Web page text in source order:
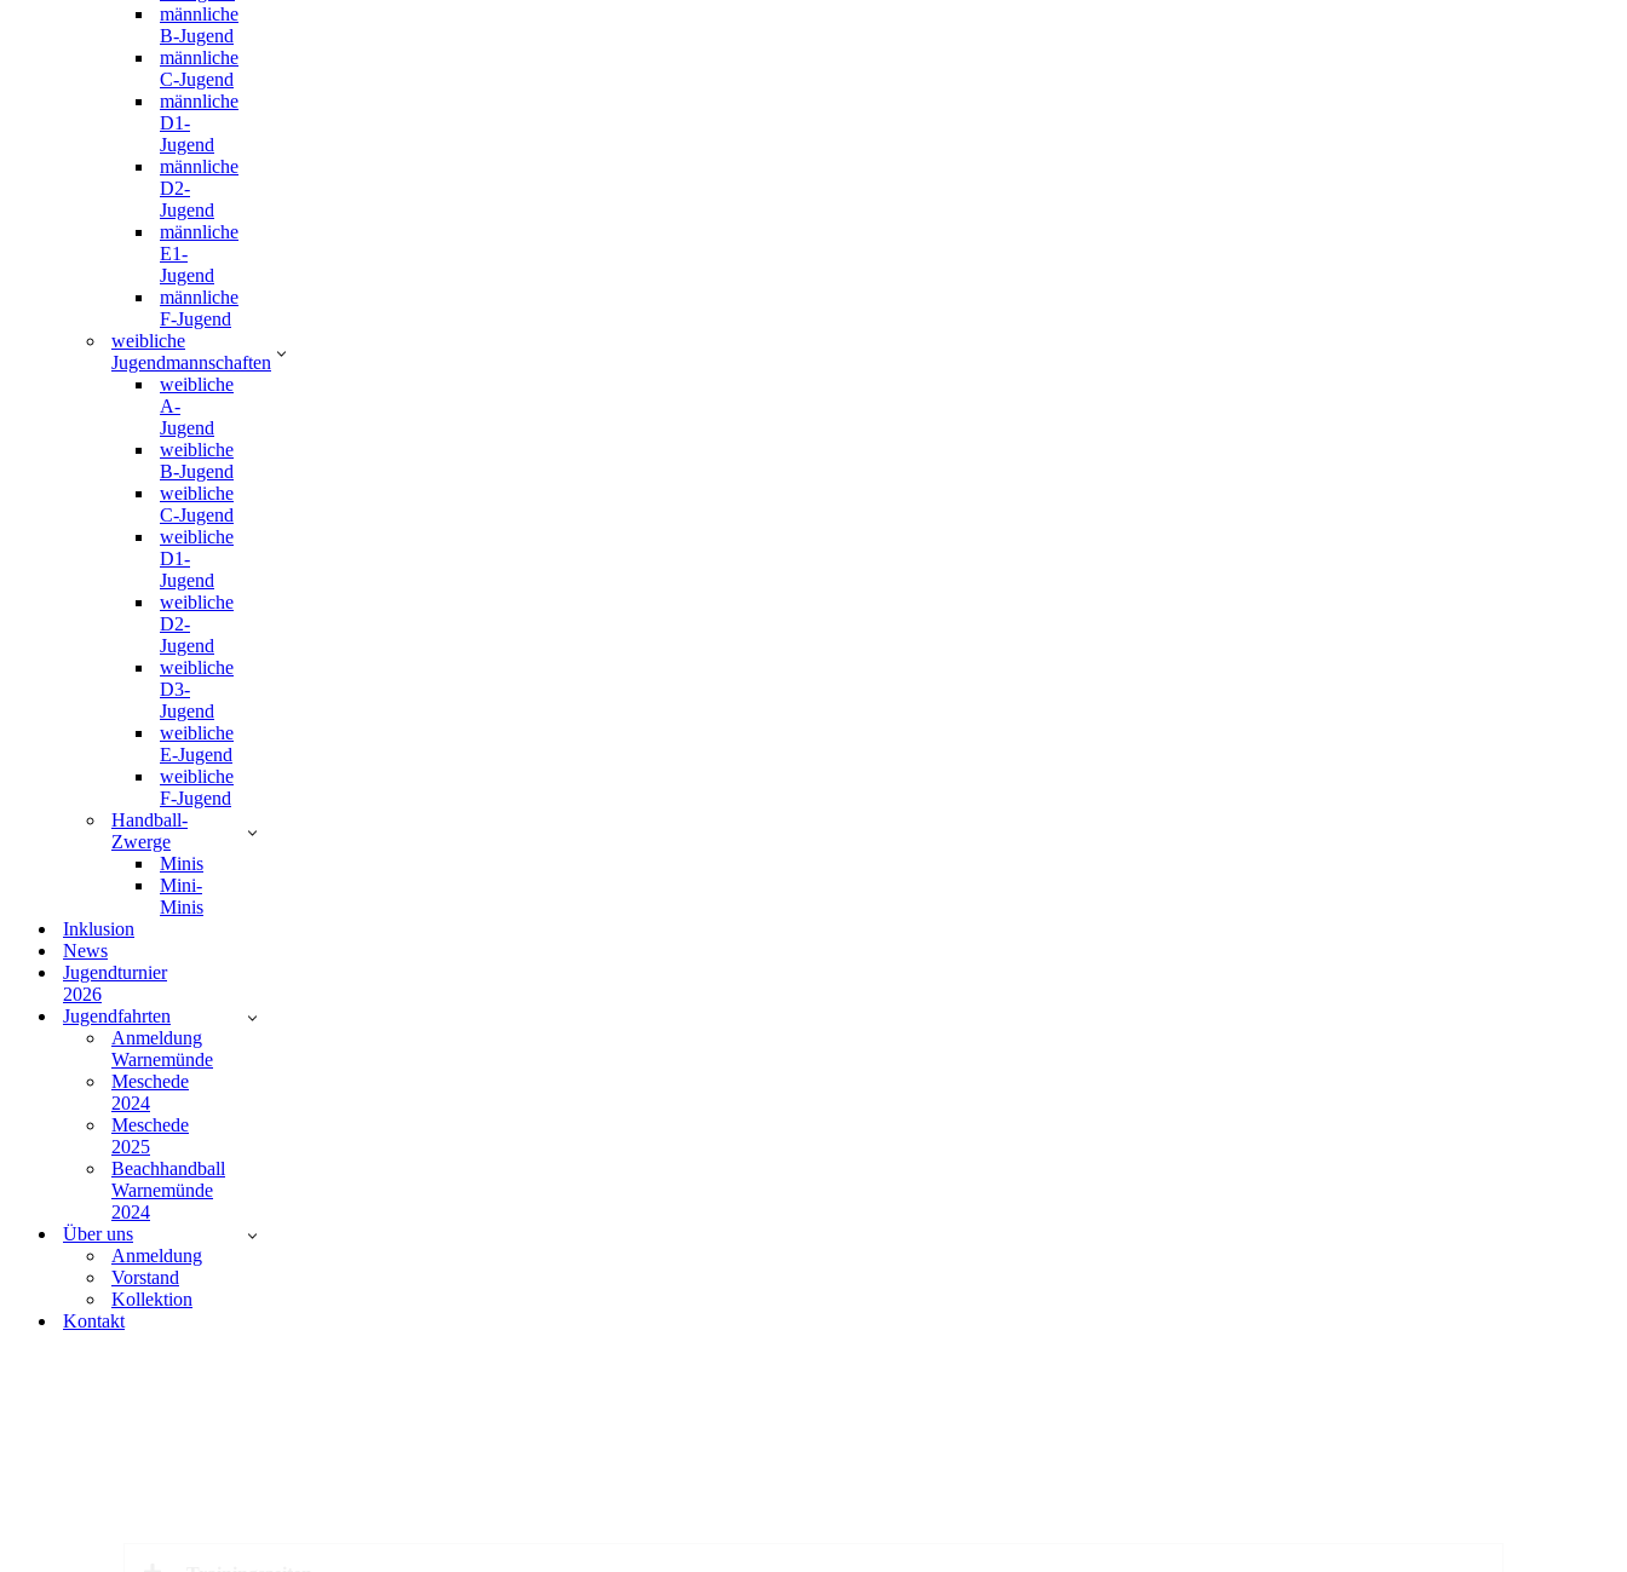
männliche
B-Jugend
männliche
C-Jugend
männliche
D1-
Jugend
männliche
D2-
Jugend
männliche
E1-
Jugend
männliche
F-Jugend
weibliche
Jugendmannschaften
weibliche
A-
Jugend
weibliche
B-Jugend
weibliche
C-Jugend
weibliche
D1-
Jugend
weibliche
D2-
Jugend
weibliche
D3-
Jugend
weibliche
E-Jugend
weibliche
F-Jugend
Handball-
Zwerge
Minis
Mini-
Minis
Inklusion
News
Jugendturnier
2026
Jugendfahrten
Anmeldung
Warnemünde
Meschede
2024
Meschede
2025
Beachhandball
Warnemünde
2024
Über uns
Anmeldung
Vorstand
Kollektion
Kontakt